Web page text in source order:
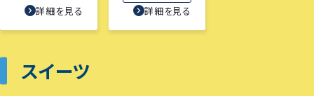
詳細を見る 詳細を見る
スイーツ